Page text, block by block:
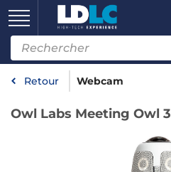
Retour Webcam
Owl Labs Meeting Owl 3